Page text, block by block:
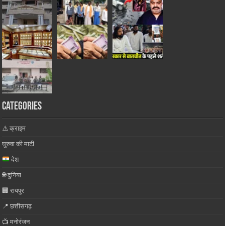
Categories
⚠️ क्राइम
घुरुवा की माटी
देश
🌐 दुनिया
🏢 रायपुर
📍 छत्तीसगढ़
📺 मनोरंजन